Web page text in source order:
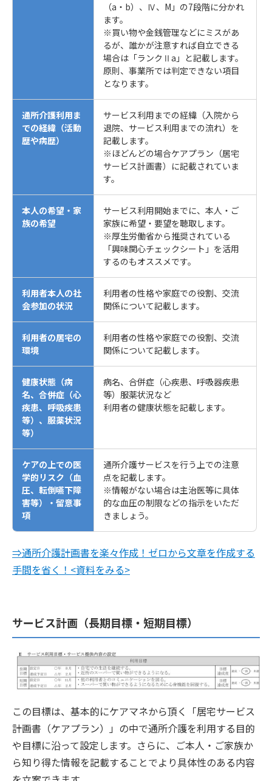
（a・b）、Ⅳ、M」の7段階に分かれ
ます。
※買い物や金銭管理などにミスがあ
るが、誰かが注意すれば自立できる
場合は「ランクⅡa」と記載します。
原則、事業所では判定できない項目
となります。
通所介護利用ま
での経緯（活動
歴や病歴）
サービス利用までの経緯（入院から
退院、サービス利用までの流れ）を
記載します。
※ほどんどの場合ケアプラン（居宅
サービス計画書）に記載されていま
す。
本人の希望・家
族の希望
サービス利用開始までに、本人・ご
家族に希望・要望を聴取します。
※厚生労働省から推奨されている
「興味関心チェックシート」を活用
するのもオススメです。
利用者本人の社
会参加の状況
利用者の性格や家庭での役割、交流
関係について記載します。
利用者の居宅の
環境
利用者の性格や家庭での役割、交流
関係について記載します。
健康状態（病
名、合併症（心
疾患、呼吸疾患
等）、服薬状況
等）
病名、合併症（心疾患、呼吸器疾患
等）服薬状況など
利用者の健康状態を記載します。
ケアの上での医
学的リスク（血
圧、転倒嚥下障
害等）・留意事
項
通所介護サービスを行う上での注意
点を記載します。
※情報がない場合は主治医等に具体
的な血圧の制限などの指示をいただ
きましょう。
⇒通所介護計画書を楽々作成！ゼロから文章を作成する
手間を省く！<資料をみる>
サービス計画（長期目標・短期目標）
この目標は、基本的にケアマネから頂く「居宅サービス
計画書（ケアプラン）」の中で通所介護を利用する目的
や目標に沿って設定します。さらに、ご本人・ご家族か
ら知り得た情報を記載することでより具体性のある内容